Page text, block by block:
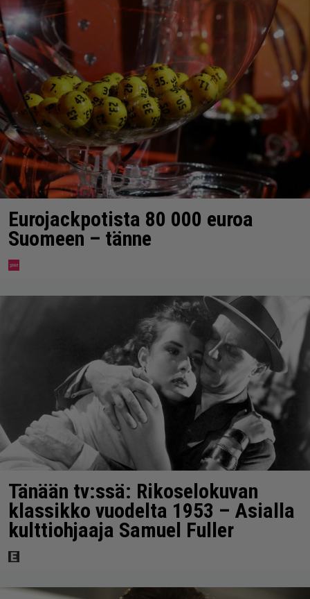
Eurojackpotista 80 000 euroa
Suomeen – tänne
Tänään tv:ssä: Rikoselokuvan
klassikko vuodelta 1953 – Asialla
kulttiohjaaja Samuel Fuller